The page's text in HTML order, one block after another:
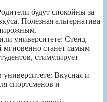
будут спокойны за
Полезная альтернатива
университете: Стенд
мгновенно станет самым
стимулирует
Вкусная и
спортсменов и